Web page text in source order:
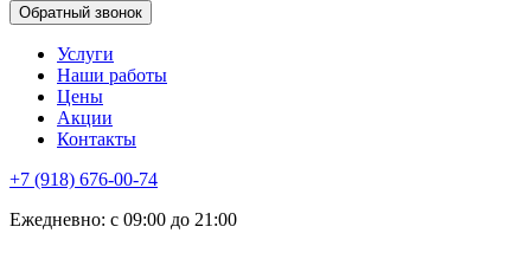
Обратный звонок
Услуги
Наши работы
Цены
Акции
Контакты
+7 (918) 676-00-74
Ежедневно: с 09:00 до 21:00